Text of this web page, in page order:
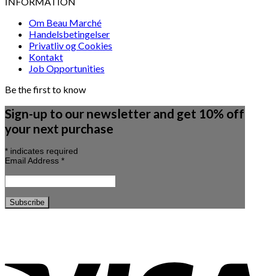
Om Beau Marché
Handelsbetingelser
Privatliv og Cookies
Kontakt
Job Opportunities
Be the first to know
Sign-up to our newsletter and get 10% off
your next purchase
* indicates required
Email Address *